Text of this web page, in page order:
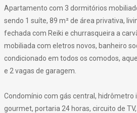
Apartamento com 3 dormitórios
sendo 1 suíte, 89 m² de área privativa,
fechada com Reiki e churrasqueira a
mobiliada com eletros novos, banheiro
condicionado em todos os comodos,
e 2 vagas de garagem.
Condomínio com gás central, hidrômetro
gourmet, portaria 24 horas, circuito de